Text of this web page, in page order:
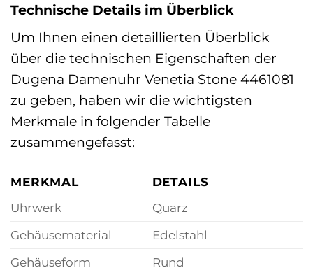
Technische Details im Überblick
Um Ihnen einen detaillierten Überblick
über die technischen Eigenschaften der
Dugena Damenuhr Venetia Stone 4461081
zu geben, haben wir die wichtigsten
Merkmale in folgender Tabelle
zusammengefasst:
MERKMAL
DETAILS
Uhrwerk
Quarz
Gehäusematerial
Edelstahl
Gehäuseform
Rund